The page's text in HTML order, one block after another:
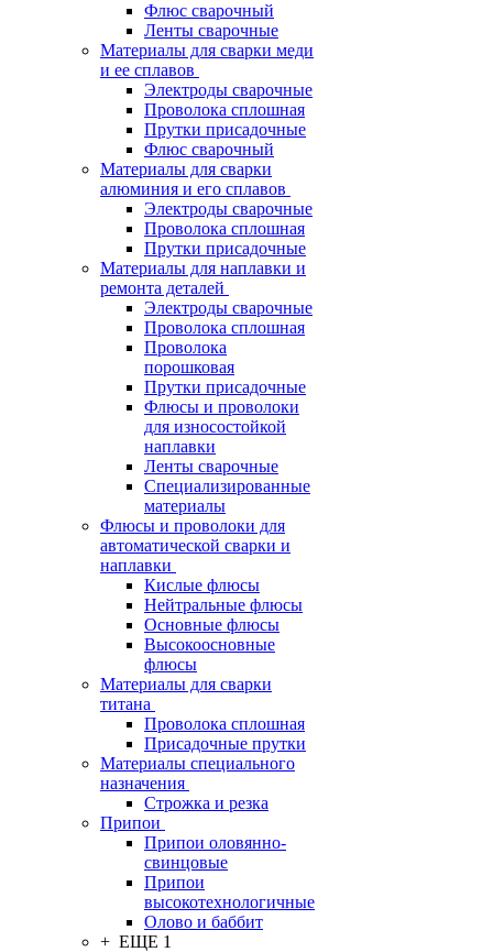
Флюс сварочный
Ленты сварочные
Материалы для сварки меди
и ее сплавов
Электроды сварочные
Проволока сплошная
Прутки присадочные
Флюс сварочный
Материалы для сварки
алюминия и его сплавов
Электроды сварочные
Проволока сплошная
Прутки присадочные
Материалы для наплавки и
ремонта деталей
Электроды сварочные
Проволока сплошная
Проволока
порошковая
Прутки присадочные
Флюсы и проволоки
для износостойкой
наплавки
Ленты сварочные
Специализированные
материалы
Флюсы и проволоки для
автоматической сварки и
наплавки
Кислые флюсы
Нейтральные флюсы
Основные флюсы
Высокоосновные
флюсы
Материалы для сварки
титана
Проволока сплошная
Присадочные прутки
Материалы специального
назначения
Строжка и резка
Припои
Припои оловянно-
свинцовые
Припои
высокотехнологичные
Олово и баббит
+ ЕЩЕ 1